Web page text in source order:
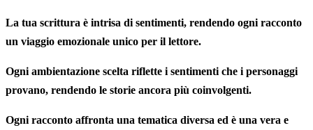
La tua scrittura è intrisa di sentimenti, rendendo ogni racconto
un viaggio emozionale unico per il lettore.
Ogni ambientazione scelta riflette i sentimenti che i personaggi
provano, rendendo le storie ancora più coinvolgenti.
Ogni racconto affronta una tematica diversa ed è una vera e